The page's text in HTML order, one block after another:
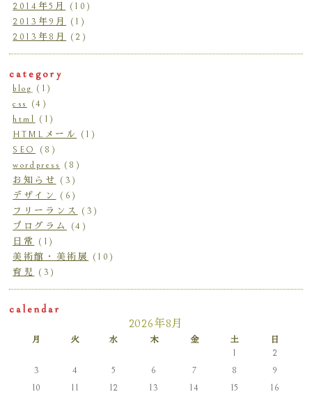
2014年5月
(10)
2013年9月
(1)
2013年8月
(2)
category
blog (1)
css
(4)
html (1)
HTMLメール
(1)
SEO
(8)
wordpress (8)
お知らせ (3)
デザイン
(6)
フリーランス
(3)
プログラム
(4)
日常 (1)
美術館・美術展
(10)
育児
(3)
calendar
2026年8月
月 火 水 木 金 土 日
1
2
3
4 5 6 7 8
9
10
11 12 13 14 15
16